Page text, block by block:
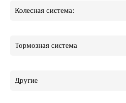
Колесная система:
Тормозная система
Другие